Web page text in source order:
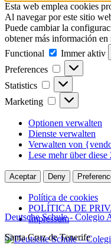
Esta web emplea cookies
Al navegar por este sitio
Puede cambiar la
obtener más información
Functional
Functional
Immer aktiv
Preferences
Preferences
Statistics Statistics
Marketing Marketing
Optionen verwalten
Dienste verwalten
Verwalten von
Lese mehr über
Aceptar Deny
Política de cookies
POLÍTICA DE
Impressum
Zum
Deutsche Schule - Colegio
Santa Cruz de Tenerife